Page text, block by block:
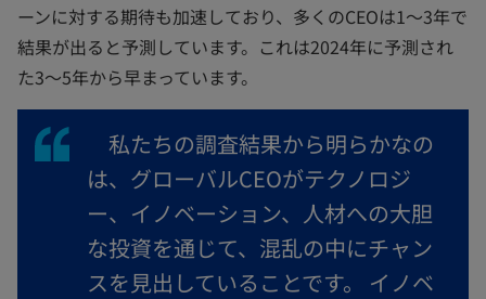
ーンに対する期待も加速しており、多くのCEOは1～3年で
結果が出ると予測しています。これは2024年に予測され
た3～5年から早まっています。
私たちの調査結果から明らかなの
は、グローバルCEOがテクノロジ
ー、イノベーション、人材への大胆
な投資を通じて、混乱の中にチャン
スを見出していることです。 イノベ